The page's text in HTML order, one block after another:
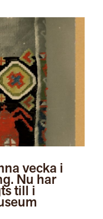
vecka i
Nu har
till i